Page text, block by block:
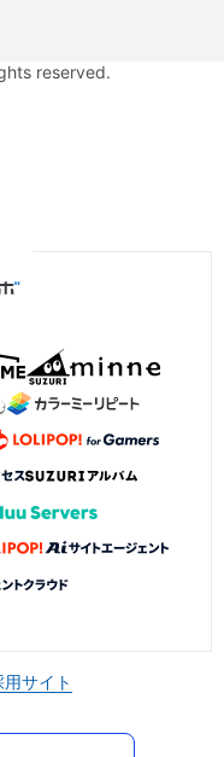
reserved.
用サイト